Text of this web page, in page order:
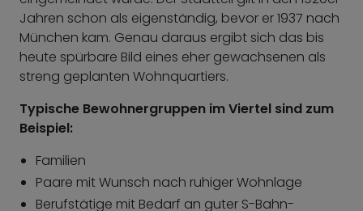
Jahren schon als eigenständig, bevor er 1937 nach
München kam. Genau daraus ergibt sich das bis
heute spürbare Bild eines eher gewachsenen als
streng geplanten Wohnquartiers.
Typische Bewohnergruppen im Viertel sind zum
Beispiel:
Familien
Paare mit Wunsch nach ruhiger Wohnlage
Berufstätige mit Bedarf an guter S-Bahn-